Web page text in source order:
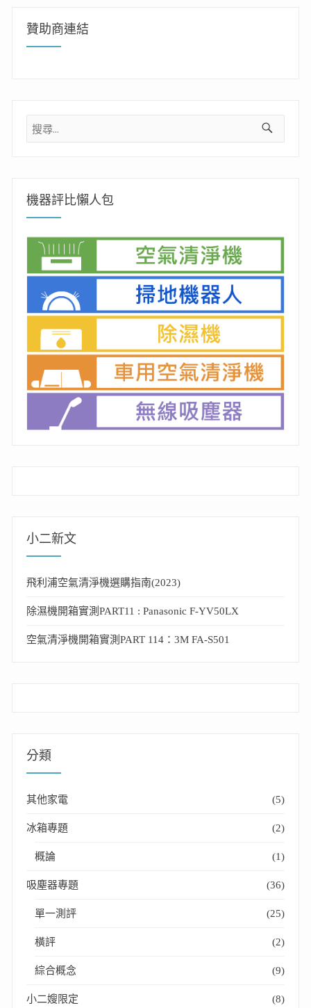
贊助商連結
搜
機器評比懶人包
小二新文
飛利浦空氣清淨機選購指南(2023)
除濕機開箱實測PART11 : Panasonic F-YV50LX
空氣清淨機開箱實測PART 114：3M FA-S501
分類
其他家電 (5)
冰箱專題 (2)
概論 (1)
吸塵器專題 (36)
單一測評 (25)
橫評 (2)
綜合概念 (9)
小二嫂限定 (8)